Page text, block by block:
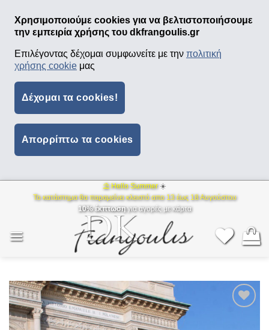
Χρησιμοποιούμε cookies για να βελτιστοποιήσουμε
την εμπειρία χρήσης του dkfrangoulis.gr
Επιλέγοντας δέχομαι συμφωνείτε με την πολιτική
χρήσης cookie μας
Δέχομαι τα cookies!
Απορρίπτω τα cookies
⛱ Hello Summer ☀️
Το κατάστημα θα παραμείνει κλειστό απο 13 έως 18 Αυγούστου
10% έκπτωσηγια αγορές με κάρτα